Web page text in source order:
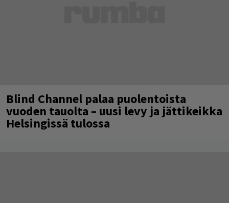
Blind Channel palaa puolentoista
vuoden tauolta – uusi levy ja jättikeikka
Helsingissä tulossa